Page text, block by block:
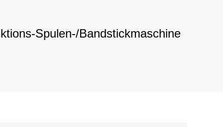
ไทย
Spulen-/Bandstickmaschine